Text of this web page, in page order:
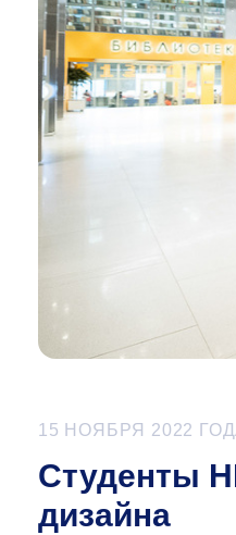
15 НОЯБРЯ 2022
Студенты
дизайна